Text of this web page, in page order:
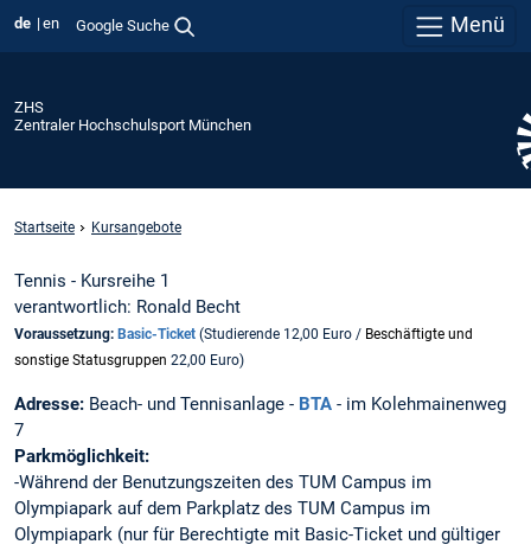
de en Google Suche Menü
ZHS
Zentraler Hochschulsport München
Startseite Kursangebote
Tennis - Kursreihe 1
verantwortlich: Ronald Becht
Voraussetzung: Basic-Ticket (Studierende 12,00 Euro / Beschäftigte und
sonstige Statusgruppen 22,00 Euro)
Adresse: Beach- und Tennisanlage - BTA - im Kolehmainenweg
7
Parkmöglichkeit:
-Während der Benutzungszeiten des TUM Campus im
Olympiapark auf dem Parkplatz des TUM Campus im
Olympiapark (nur für Berechtigte mit Basic-Ticket und gültiger